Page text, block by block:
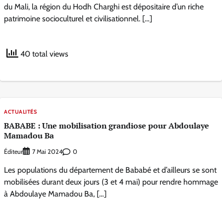
du Mali, la région du Hodh Charghi est dépositaire d’un riche
patrimoine socioculturel et civilisationnel. […]
40 total views
ACTUALITÉS
BABABE : Une mobilisation grandiose pour Abdoulaye
Mamadou Ba
Éditeur 7 Mai 2024 0
Les populations du département de Bababé et d’ailleurs se sont
mobilisées durant deux jours (3 et 4 mai) pour rendre hommage
à Abdoulaye Mamadou Ba, […]